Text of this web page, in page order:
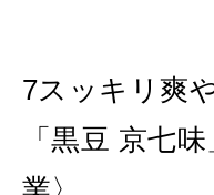
7スッキリ爽
「黒豆 京七